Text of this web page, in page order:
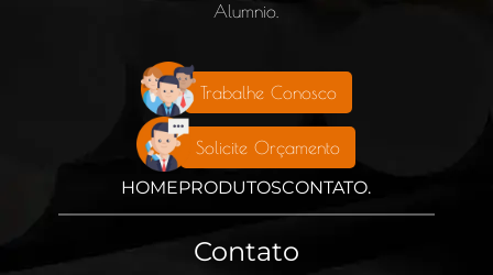
Alumnio.
Trabalhe Conosco
Solicite Orçamento
HOMEPRODUTOSCONTATO.
Contato